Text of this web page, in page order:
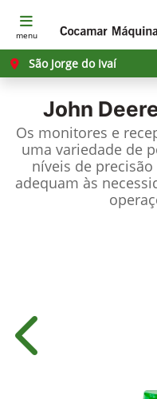
menu
São Jorge do Ivaí
John
Os monitores e
uma variedade de
níveis de
adequam às
Anterior